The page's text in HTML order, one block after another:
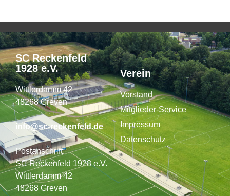
SC Reckenfeld
1928 e.V.
Wittlerdamm 42
48268 Greven
info@sc-reckenfeld.de
Postanschrift:
SC Reckenfeld 1928 e.V.
Wittlerdamm 42
48268 Greven
Verein
Vorstand
Mitglieder-Service
Impressum
Datenschutz